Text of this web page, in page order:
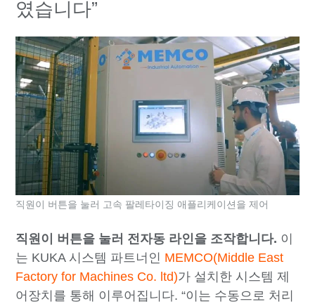
였습니다”
직원이 버튼을 눌러 전자동 라인을 조작합니다. 이
는 KUKA 시스템 파트너인 MEMCO(Middle East
Factory for Machines Co. ltd)가 설치한 시스템 제
어장치를 통해 이루어집니다. “이는 수동으로 처리
직원이 버튼을 눌러 고속 팔레타이징 애플리케이션을 제어